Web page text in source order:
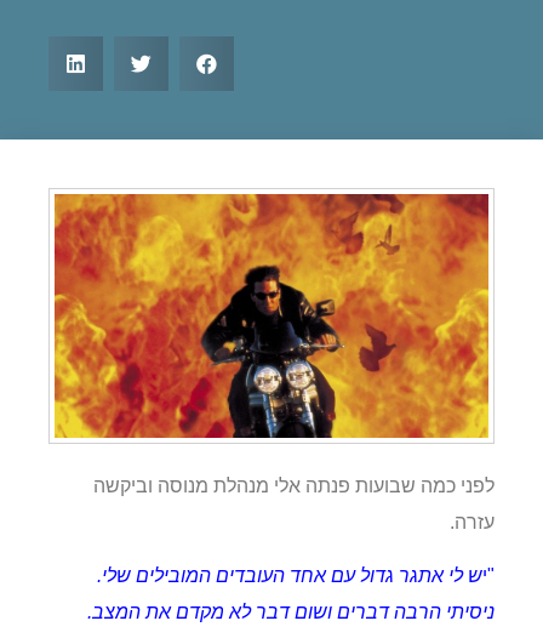
לפני כמה שבועות פנתה אלי מנהלת מנוסה וביקשה
עזרה.
"יש לי אתגר גדול עם אחד העובדים המובילים שלי.
ניסיתי הרבה דברים ושום דבר לא מקדם את המצב.